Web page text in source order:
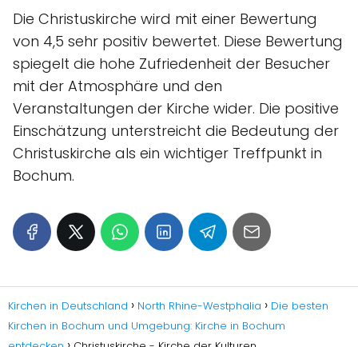
Die Christuskirche wird mit einer Bewertung
von 4,5 sehr positiv bewertet. Diese Bewertung
spiegelt die hohe Zufriedenheit der Besucher
mit der Atmosphäre und den
Veranstaltungen der Kirche wider. Die positive
Einschätzung unterstreicht die Bedeutung der
Christuskirche als ein wichtiger Treffpunkt in
Bochum.
Kirchen in Deutschland North Rhine-Westphalia
Die besten
Kirchen in Bochum und Umgebung: Kirche in Bochum